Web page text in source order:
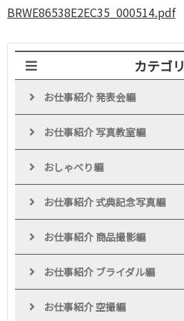
BRWE86538E2EC35_000514.pdf
カテゴリ
お仕事紹介 発表会編
お仕事紹介 写真教室編
おしゃべり編
お仕事紹介 式典記念写真編
お仕事紹介 商品撮影編
お仕事紹介 ブライダル編
お仕事紹介 空撮編